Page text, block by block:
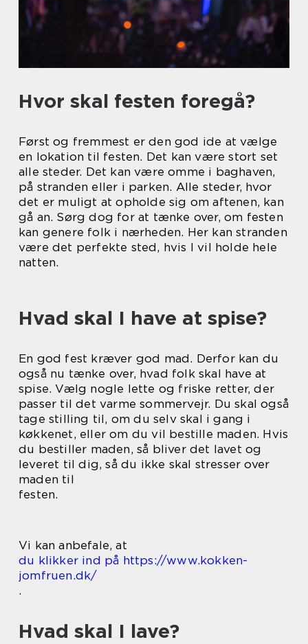
Hvor skal festen foregå?
Først og fremmest er den god ide at vælge
en lokation til festen. Det kan være stort set
alle steder. Det kan være omme i baghaven,
på stranden eller i parken. Alle steder, hvor
det er muligt at opholde sig om aftenen, kan
gå an. Sørg dog for at tænke over, om festen
kan genere folk i nærheden. Her kan stranden
være det perfekte sted, hvis I vil holde hele
natten.
Hvad skal I have at spise?
En god fest kræver god mad. Derfor kan du
også nu tænke over, hvad folk skal have at
spise. Vælg nogle lette og friske retter, der
passer til det varme sommervejr. Du skal også
tage stilling til, om du selv skal i gang i
køkkenet, eller om du vil bestille maden. Hvis
du bestiller maden, så bliver det lavet og
leveret til dig, så du ikke skal stresser over
maden til
festen.
Vi kan anbefale, at
du klikker ind på https://www.kokken-
jomfruen.dk/
.
Hvad skal I lave?